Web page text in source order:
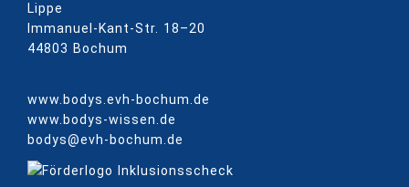
Lippe
Immanuel-Kant-Str. 18–20
44803 Bochum
www.bodys.evh-bochum.de
www.bodys-wissen.de
bodys@evh-bochum.de